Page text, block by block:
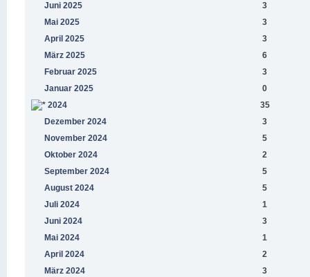
Juni 2025
3
Mai 2025
3
April 2025
3
März 2025
6
Februar 2025
3
Januar 2025
0
2024
35
Dezember 2024
3
November 2024
5
Oktober 2024
2
September 2024
5
August 2024
5
Juli 2024
1
Juni 2024
3
Mai 2024
1
April 2024
2
März 2024
3